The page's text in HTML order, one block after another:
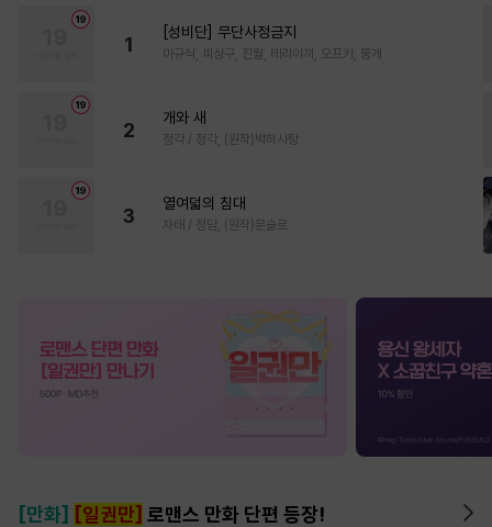
1
[성비단] 무단사정금지
마규식, 피상구, 진월, 테리야끼, 오프카, 뚱개
2
개와 새
정각 / 정각, (원작)박하사탕
3
열여덟의 침대
자태 / 청담, (원작)문슬로
[만화] [일권만] 로맨스 만화 단편 등장!